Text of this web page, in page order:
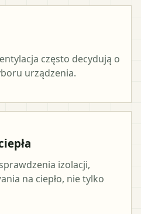
często decydują o
urządzenia.
izolacji,
na ciepło, nie tylko